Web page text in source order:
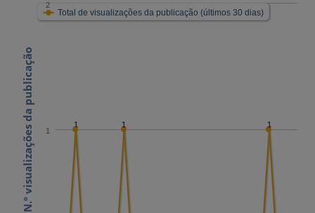
N.º visualizações da publicação 1 1 1
Total de visualizações da publicação (últimos 30 dias)
1
2